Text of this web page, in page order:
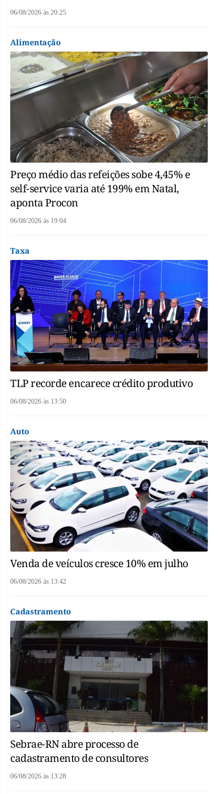
06/08/2026 às 20:25
Alimentação
Preço médio das refeições sobe 4,45% e
self-service varia até 199% em Natal,
aponta Procon
06/08/2026 às 19:04
Taxa
TLP recorde encarece crédito produtivo
06/08/2026 às 13:50
Auto
Venda de veículos cresce 10% em julho
06/08/2026 às 13:42
Cadastramento
Sebrae-RN abre processo de
cadastramento de consultores
06/08/2026 às 13:28